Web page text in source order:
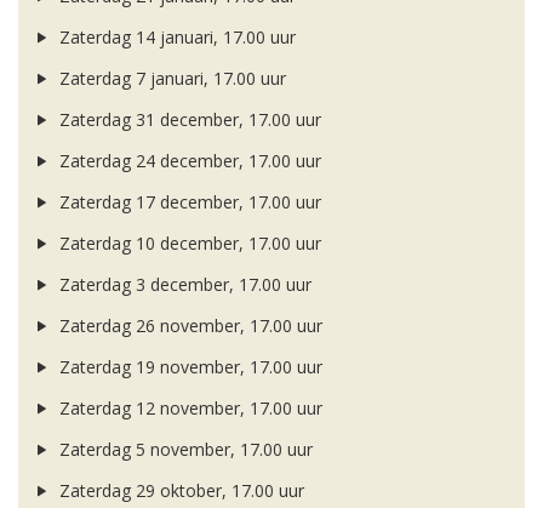
Zaterdag 14 januari, 17.00 uur
Zaterdag 7 januari, 17.00 uur
Zaterdag 31 december, 17.00 uur
Zaterdag 24 december, 17.00 uur
Zaterdag 17 december, 17.00 uur
Zaterdag 10 december, 17.00 uur
Zaterdag 3 december, 17.00 uur
Zaterdag 26 november, 17.00 uur
Zaterdag 19 november, 17.00 uur
Zaterdag 12 november, 17.00 uur
Zaterdag 5 november, 17.00 uur
Zaterdag 29 oktober, 17.00 uur